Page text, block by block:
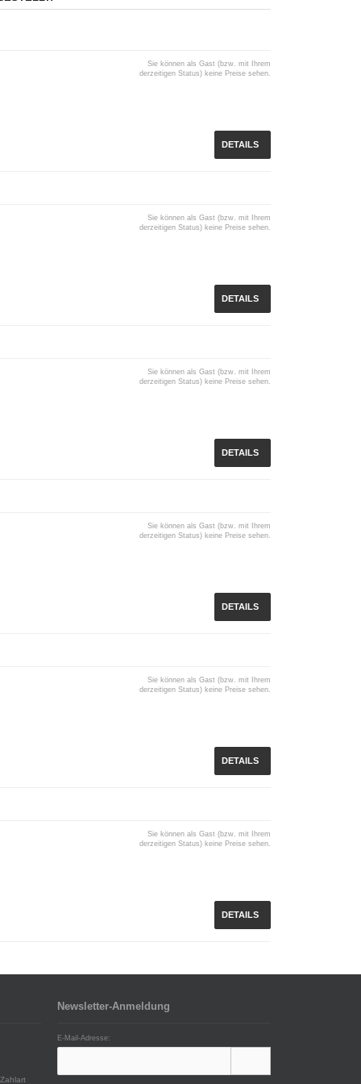
Sie können als Gast (bzw. mit Ihrem
derzeitigen Status) keine Preise sehen.
DETAILS
Sie können als Gast (bzw. mit Ihrem
derzeitigen Status) keine Preise sehen.
DETAILS
Sie können als Gast (bzw. mit Ihrem
derzeitigen Status) keine Preise sehen.
DETAILS
Sie können als Gast (bzw. mit Ihrem
derzeitigen Status) keine Preise sehen.
DETAILS
Sie können als Gast (bzw. mit Ihrem
derzeitigen Status) keine Preise sehen.
DETAILS
Sie können als Gast (bzw. mit Ihrem
derzeitigen Status) keine Preise sehen.
DETAILS
Newsletter-Anmeldung
E-Mail-Adresse: